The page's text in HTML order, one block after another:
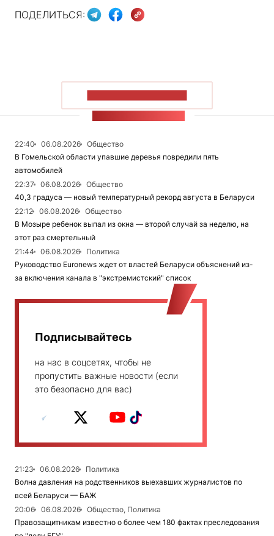
ПОДЕЛИТЬСЯ:
22:40 06.08.2026
Общество
В Гомельской области упавшие деревья повредили пять
автомобилей
22:37
06.08.2026
Общество
40,3 градуса — новый температурный рекорд августа в Беларуси
22:12
06.08.2026
Общество
В Мозыре ребенок выпал из окна — второй случай за неделю, на
этот раз смертельный
21:44
06.08.2026
Политика
Руководство Euronews ждет от властей Беларуси объяснений из-
за включения канала в "экстремистский" список
Подписывайтесь
на нас в соцсетях, чтобы не
пропустить важные новости (если
это безопасно для вас)
21:23 06.08.2026
Политика
Волна давления на родственников выехавших журналистов по
всей Беларуси — БАЖ
20:06
06.08.2026
Общество, Политика
Правозащитникам известно о более чем 180 фактах преследования